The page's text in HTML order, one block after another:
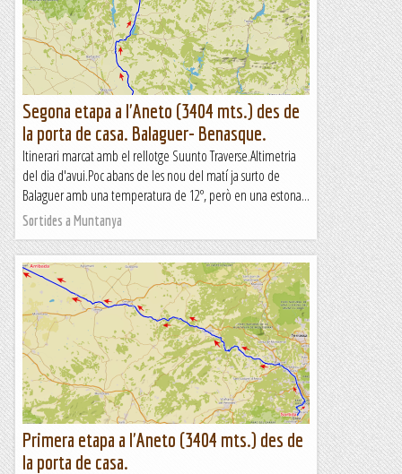
Segona etapa a l'Aneto (3404 mts.) des de
la porta de casa. Balaguer- Benasque.
Itinerari marcat amb el rellotge Suunto Traverse.Altimetria
del dia d'avui.Poc abans de les nou del matí ja surto de
Balaguer amb una temperatura de 12º, però en una estona...
Sortides a Muntanya
Primera etapa a l'Aneto (3404 mts.) des de
la porta de casa.